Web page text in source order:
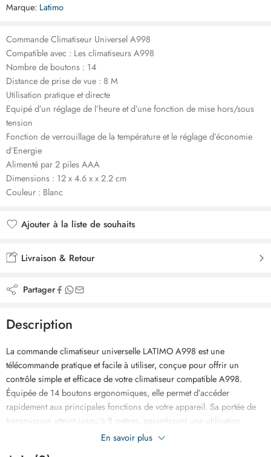
Marque: Latimo
Commande Climatiseur Universel A998
Compatible avec : Les climatiseurs A998
Nombre de boutons : 14
Distance de prise de vue : 8 M
Utilisation pratique et directe
Equipé d’un réglage de l’heure et d’une fonction de mise hors/sous
tension
Fonction de verrouillage de la température et le réglage d’économie
d’Energie
Alimenté par 2 piles AAA
Dimensions : 12 x 4.6 x x 2.2 cm
Couleur : Blanc
Ajouter à la liste de souhaits
Livraison & Retour
Partager
Description
La commande climatiseur universelle LATIMO A998 est une
télécommande pratique et facile à utiliser, conçue pour offrir un
contrôle simple et efficace de votre climatiseur compatible A998.
Équipée de 14 boutons ergonomiques, elle permet d’accéder
rapidement aux principales fonctions de votre appareil. Sa portée de
transmission atteint jusqu’à 8 mètres, garantissant une utilisation
confortable à distance. Elle dispose d’un réglage de l’heure, d’une
En savoir plus